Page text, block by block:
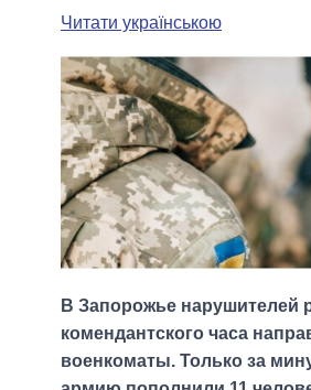
Читати українською
В Запорожье нарушителей
комендантского часа
военкоматы. Только за